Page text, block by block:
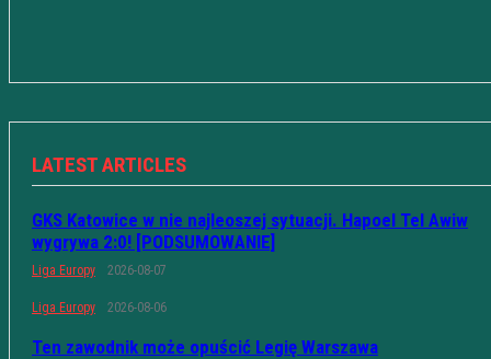
LATEST ARTICLES
GKS Katowice w nie najleoszej sytuacji. Hapoel Tel Awiw
wygrywa 2:0! [PODSUMOWANIE]
Liga Europy 2026-08-07
Liga Europy 2026-08-06
Ten zawodnik może opuścić Legię Warszawa